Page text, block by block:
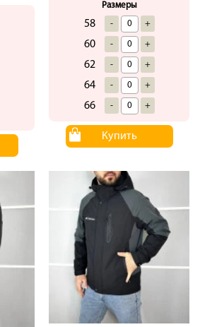
Размеры
58 - +
60 - +
62 - +
64 - +
66 - +
Купить